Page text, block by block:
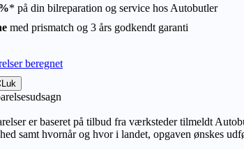
* på din bilreparation og service hos Autobutler
med prismatch og 3 års godkendt garanti
beregnet
Luk
er baseret på tilbud fra værksteder tilmeldt
samt hvornår og hvor i landet, opgaven ønskes